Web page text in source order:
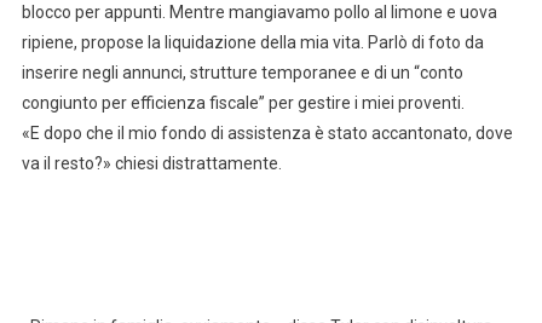
blocco per appunti. Mentre mangiavamo pollo al limone e uova
ripiene, propose la liquidazione della mia vita. Parlò di foto da
inserire negli annunci, strutture temporanee e di un “conto
congiunto per efficienza fiscale” per gestire i miei proventi.
«E dopo che il mio fondo di assistenza è stato accantonato, dove
va il resto?» chiesi distrattamente.